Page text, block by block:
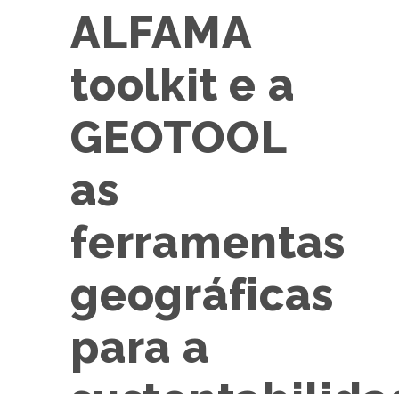
ALFAMA
toolkit e a
GEOTOOL
as
ferramentas
geográficas
para a